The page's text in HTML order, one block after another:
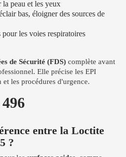
peau et les yeux
bas, éloigner des sources de
les voies respiratoires
de Sécurité (FDS) complète avant
Elle précise les EPI
les procédures d'urgence.
entre la Loctite
?